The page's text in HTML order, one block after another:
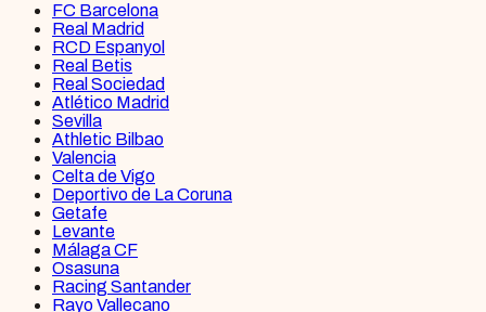
FC Barcelona
Real Madrid
RCD Espanyol
Real Betis
Real Sociedad
Atlético Madrid
Sevilla
Athletic Bilbao
Valencia
Celta de Vigo
Deportivo de La Coruna
Getafe
Levante
Málaga CF
Osasuna
Racing Santander
Rayo Vallecano